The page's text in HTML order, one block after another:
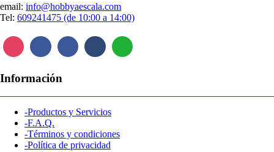
email: info@hobbyaescala.com
Tel: 609241475 (de 10:00 a 14:00)
Información
-Productos y Servicios
-F.A.Q.
-Términos y condiciones
-Política de privacidad